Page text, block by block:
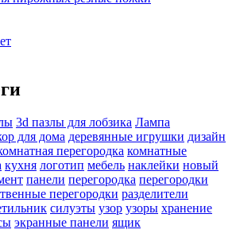
3d пазлы для лобзика Лампа
для дома деревянные игрушки дизайн
перегородка комнатные
кухня логотип мебель наклейки новый
панели перегородка перегородки
перегородки разделители
силуэты узор узоры хранение
экранные панели ящик